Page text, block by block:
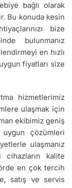
bağlı olarak
Bu konuda kesin
bize
bulunmanız
en hızlı
fiyatları size
hizmetlerimiz
ulaşmak için
ekibimiz geniş
çözümleri
ulaşmanız
cihazların kalite
en çok tercih
satış ve servis